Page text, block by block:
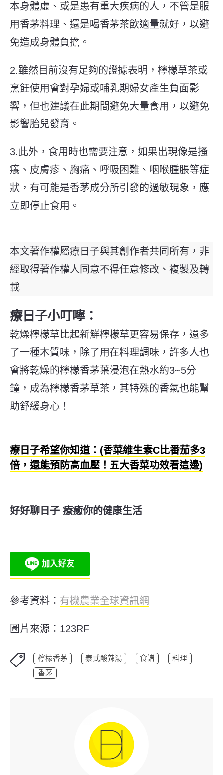
本身體虛、或是患有重大疾病的人，不管是服
用香茅料理、還是喝香茅茶飲適量就好，以避
免造成身體負擔。
2.雖然目前沒有足夠的證據表明，檸檬草茶或
烹飪使用會對孕婦或哺乳期婦女產生負面影
響，但也建議在此期間避免大量食用，以避免
影響胎兒發育。
3.此外，食用時也需要注意，如果出現像是搔
癢、皮膚疹、胸痛、呼吸困難、咽喉腫脹等症
狀，有可能是香茅成分所引發的過敏現象，應
立即停止食用。
本文著作權屬療日子與其創作者共同所有，非
經取得著作權人同意不得任意修改、複製及轉
載
療日子小叮嚀：
乾燥檸檬草比起新鮮檸檬草更容易保存，還多
了一種木質味，除了用在料理調味，許多人也
會將乾燥的檸檬香茅葉浸泡在熱水約3~5分
鐘，成為檸檬香茅草茶，其特殊的香氣也能幫
助舒緩身心！
療日子希望你知道：(香菜維生素C比番茄多3
倍，還能預防高血壓！五大香菜功效看這邊)
好好聊日子 療癒你的健康生活
參考資料： 有機農業全球資訊網
圖片來源：123RF
檸檬香茅 泰式酸辣湯 食譜
料理
香茅